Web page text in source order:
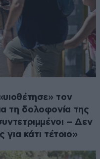
τον
τη δολοφονία της
– Δεν
για κάτι τέτοιο»